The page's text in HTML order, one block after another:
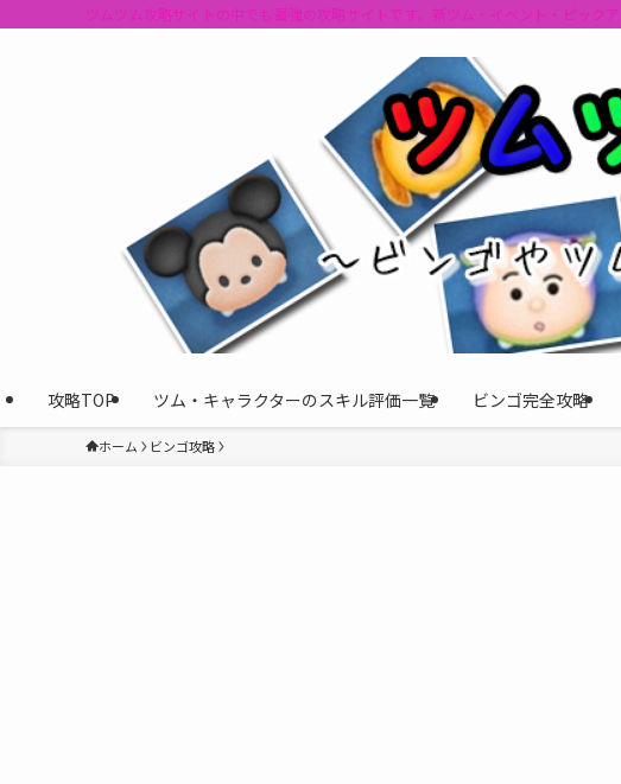
ツムツム攻略サイトの中でも最強の攻略サイトです。新ツム・イベント・ピッ
攻略TOP ツム・キャラクターのスキル評価一覧 ビンゴ完全攻略
ホーム ビンゴ攻略